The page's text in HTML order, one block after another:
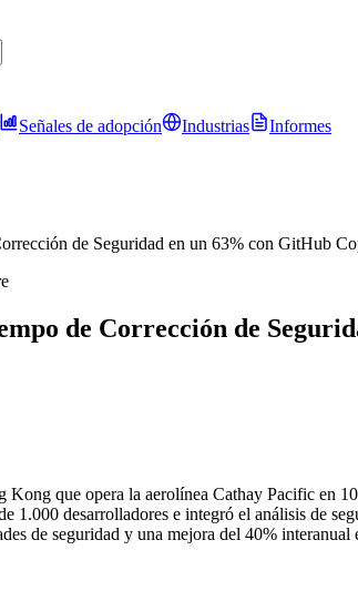
Señales de adopción Industrias
Informes
de Seguridad en un 63% con GitHub
de Corrección de
que opera la aerolínea Cathay Pacific en
1.000 desarrolladores e integró el análisis de
de seguridad y una mejora del 40% interanual